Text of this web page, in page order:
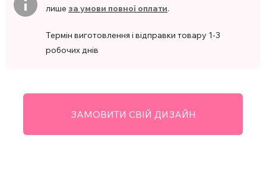
лише за умови повної оплати.
Термін виготовлення і відправки товару 1-3
робочих днів
ЗАМОВИТИ СВІЙ ДИЗАЙН